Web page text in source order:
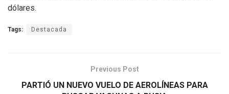
dólares.
Tags: Destacada
Previous Post
PARTIÓ UN NUEVO VUELO DE AEROLÍNEAS PARA